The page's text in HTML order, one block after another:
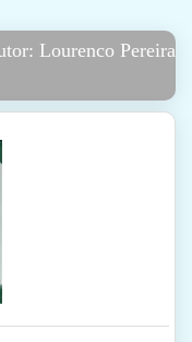
Lourenco Pereira